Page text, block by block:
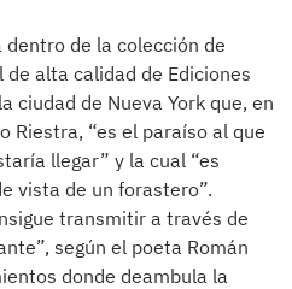
de la colección de
alta calidad de Ediciones
ciudad de Nueva York que, en
Riestra, “es el paraíso al que
llegar” y la cual “es
vista de un forastero”.
transmitir a través de
según el poeta Román
donde deambula la